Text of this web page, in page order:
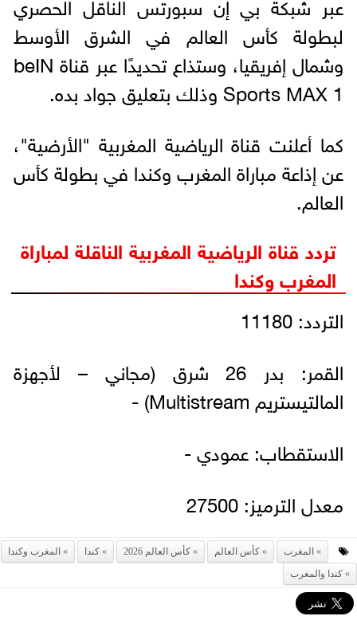
لبطولة كأس العالم في الشرق الأوسط
وشمال إفريقيا، وستذاع تحديدًا عبر قناة beIN
Sports MAX 1 وذلك بتعليق جواد بده.
كما أعلنت قناة الرياضية المغربية "الأرضية"،
عن إذاعة مباراة المغرب وكندا في بطولة كأس
العالم.
تردد قناة الرياضية المغربية الناقلة لمباراة
المغرب وكندا
التردد: 11180
القمر: بدر 26 شرق (مجاني – لأجهزة
المالتيستريم Multistream) -
الاستقطاب: عمودي -
معدل الترميز: 27500
المغرب كأس العالم كأس العالم 2026 كندا
المغرب وكندا
كندا والمغرب